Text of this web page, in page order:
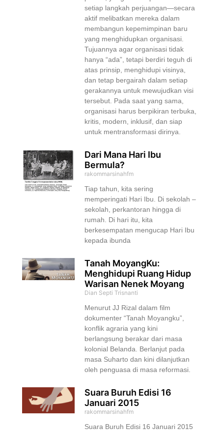
setiap langkah perjuangan—secara
aktif melibatkan mereka dalam
membangun kepemimpinan baru
yang menghidupkan organisasi.
Tujuannya agar organisasi tidak
hanya “ada”, tetapi berdiri teguh di
atas prinsip, menghidupi visinya,
dan tetap bergairah dalam setiap
gerakannya untuk mewujudkan visi
tersebut. Pada saat yang sama,
organisasi harus berpikiran terbuka,
kritis, modern, inklusif, dan siap
untuk mentransformasi dirinya.
Dari Mana Hari Ibu
Bermula?
rakommarsinahfm
Tiap tahun, kita sering
memperingati Hari Ibu. Di sekolah –
sekolah, perkantoran hingga di
rumah. Di hari itu, kita
berkesempatan mengucap Hari Ibu
kepada ibunda
Tanah MoyangKu:
Menghidupi Ruang Hidup
Warisan Nenek Moyang
Dian Septi Trisnanti
Menurut JJ Rizal dalam film
dokumenter “Tanah Moyangku”,
konflik agraria yang kini
berlangsung berakar dari masa
kolonial Belanda. Berlanjut pada
masa Suharto dan kini dilanjutkan
oleh penguasa di masa reformasi.
Suara Buruh Edisi 16
Januari 2015
rakommarsinahfm
Suara Buruh Edisi 16 Januari 2015